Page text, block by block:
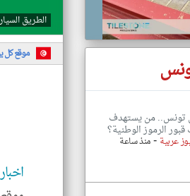
الطريق السيارة أ1: غلق محول الخروج في اتجاه مدينة
موقع كل
من يستهدف
الرموز الوطنية؟
عربية-منذ ساعة